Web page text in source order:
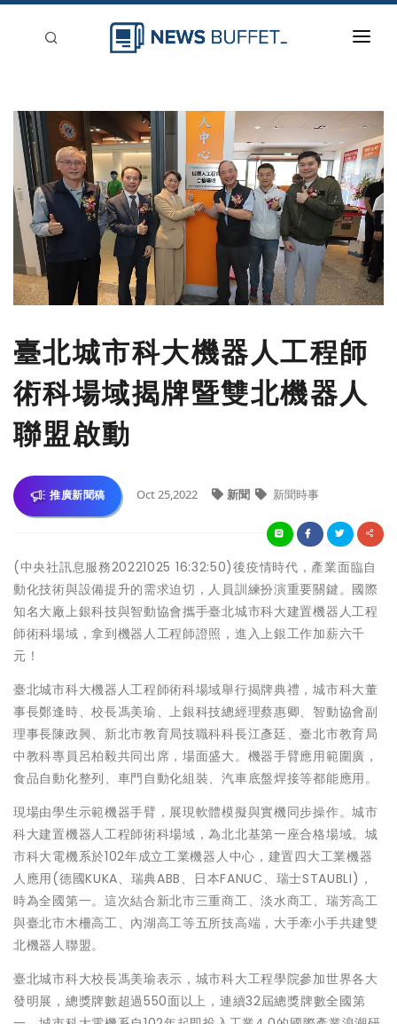
新聞稿分類
登入
刊登
臺北城市科大機器人工程師
術科場域揭牌暨雙北機器人
聯盟啟動
推廣新聞稿 Oct 25,2022 新聞 新聞時事
(中央社訊息服務20221025 16:32:50)後疫情時代，產業面臨自
動化技術與設備提升的需求迫切，人員訓練扮演重要關鍵。國際
知名大廠上銀科技與智動協會攜手臺北城市科大建置機器人工程
師術科場域，拿到機器人工程師證照，進入上銀工作加薪六千
元！
臺北城市科大機器人工程師術科場域舉行揭牌典禮，城市科大董
事長鄭逢時、校長馮美瑜、上銀科技總經理蔡惠卿、智動協會副
理事長陳政興、新北市教育局技職科科長江彥廷、臺北市教育局
中教科專員呂柏毅共同出席，場面盛大。機器手臂應用範圍廣，
食品自動化整列、車門自動化組裝、汽車底盤焊接等都能應用。
現場由學生示範機器手臂，展現軟體模擬與實機同步操作。城市
科大建置機器人工程師術科場域，為北北基第一座合格場域。城
市科大電機系於102年成立工業機器人中心，建置四大工業機器
人應用(德國KUKA、瑞典ABB、日本FANUC、瑞士STAUBLI)，
時為全國第一。這次結合新北市三重商工、淡水商工、瑞芳高工
與臺北市木柵高工、內湖高工等五所技高端，大手牽小手共建雙
北機器人聯盟。
臺北城市科大校長馮美瑜表示，城市科大工程學院參加世界各大
發明展，總獎牌數超過550面以上，連續32屆總獎牌數全國第